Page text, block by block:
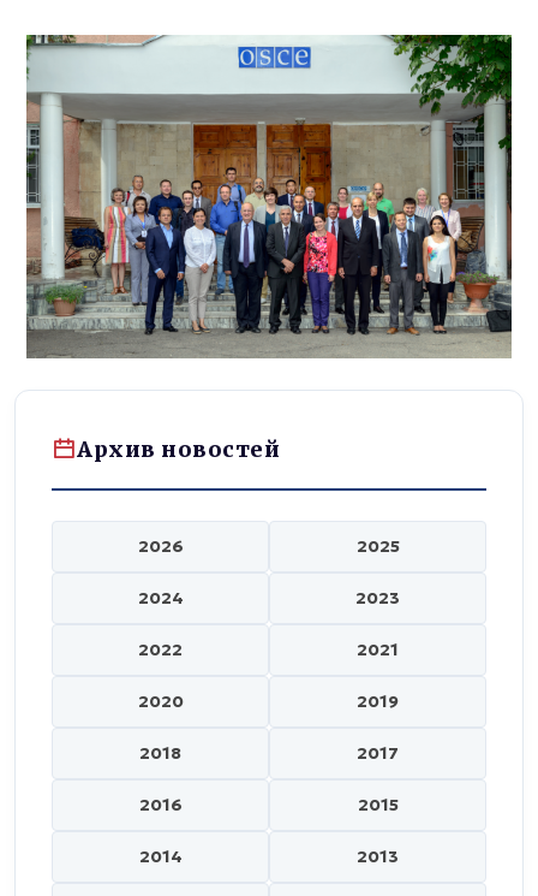
Архив новостей
2026 2025
2024 2023
2022 2021
2020 2019
2018 2017
2016 2015
2014 2013